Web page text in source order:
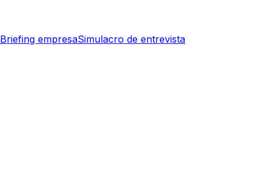
Briefing empresaSimulacro de entrevista